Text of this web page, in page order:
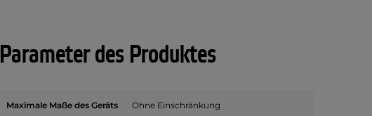
Parameter des Produktes
Maximale Maße des Geräts Ohne Einschränkung